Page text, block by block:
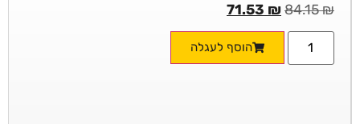
84.15₪
71.53 ₪
הוסף לעגלה